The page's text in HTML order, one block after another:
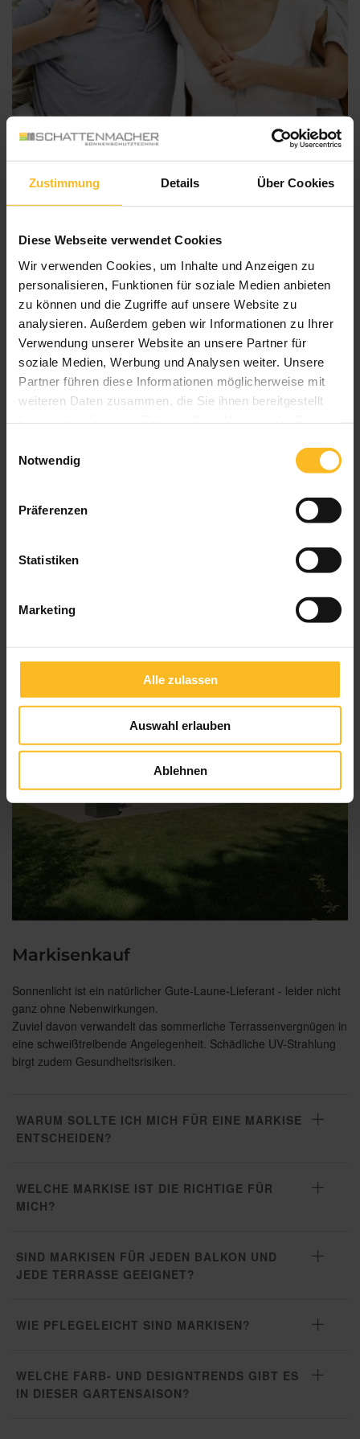
Zustimmung Details Über Cookies
Diese Webseite verwendet Cookies
Wir verwenden Cookies, um Inhalte und Anzeigen zu
personalisieren, Funktionen für soziale Medien anbieten
zu können und die Zugriffe auf unsere Website zu
analysieren. Außerdem geben wir Informationen zu Ihrer
Verwendung unserer Website an unsere Partner für
soziale Medien, Werbung und Analysen weiter. Unsere
Partner führen diese Informationen möglicherweise mit
weiteren Daten zusammen, die Sie ihnen bereitgestellt
Notwendig
Präferenzen
Statistiken
Marketing
Alle zulassen
Auswahl erlauben
Ablehnen
Ratgeber
über verschiedene Sonnenschutzlösungen.
Was ist beim Kauf zu beachten?
Wie mache ich mein Eigenheim mit Hilfe von Sonnenschutz
einbruchsicher?
Kindersicherheit Einbruchschutz
Markisenkauf
Sonnenlicht ist ein natürlicher Gute-Laune-Lieferant - leider nicht
ganz ohne Nebenwirkungen.
Zuviel davon verwandelt das sommerliche Terrassenvergnügen in
eine schweißtreibende Angelegenheit. Schädliche UV-Strahlung
birgt zudem Gesundheitsrisiken.
WARUM SOLLTE ICH MICH FÜR EINE MARKISE
ENTSCHEIDEN?
WELCHE MARKISE IST DIE RICHTIGE FÜR
MICH?
SIND MARKISEN FÜR JEDEN BALKON UND
JEDE TERRASSE GEEIGNET?
WIE PFLEGELEICHT SIND MARKISEN?
WELCHE FARB- UND DESIGNTRENDS GIBT ES
IN DIESER GARTENSAISON?